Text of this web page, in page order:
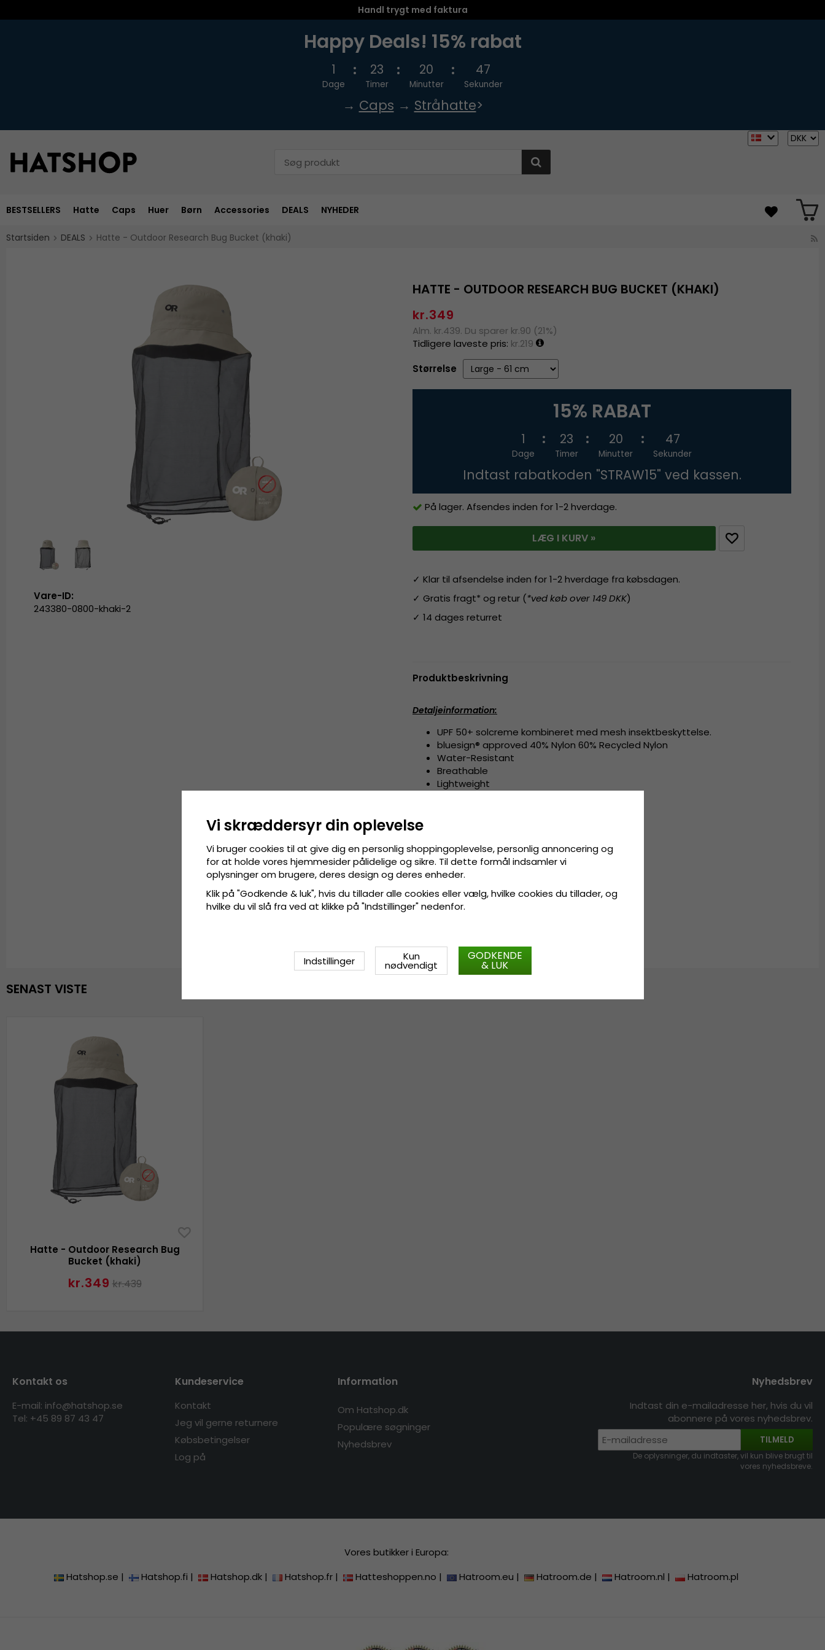
Handl trygt med faktura
Happy Deals! 15% rabat
1
Dage
23
Timer
20
Minutter
47
Sekunder
→ Caps → Stråhatte>
BESTSELLERS Hatte Caps Huer Børn Accessories DEALS NYHEDER
Startsiden DEALS Hatte - Outdoor Research Bug Bucket (khaki)
HATTE - OUTDOOR RESEARCH BUG BUCKET (KHAKI)
kr.349
Alm. kr.439. Du sparer kr.90 (21%)
Tidligere laveste pris: kr.219
Størrelse
15% RABAT
1
Dage
23
Timer
20
Minutter
47
Sekunder
Indtast rabatkoden "STRAW15" ved kassen.
På lager. Afsendes inden for 1-2 hverdage.
LÆG I KURV »
✓ Klar til afsendelse inden for 1-2 hverdage fra købsdagen.
✓ Gratis fragt* og retur (*ved køb over 149 DKK)
✓ 14 dages returret
Produktbeskrivning
Detaljeinformation:
UPF 50+ solcreme kombineret med mesh insektbeskyttelse.
bluesign® approved 40% Nylon 60% Recycled Nylon
Water-Resistant
Breathable
Lightweight
UPF 50+
Vare-ID:
243380-0800-khaki-2
SENAST VISTE
Hatte - Outdoor Research Bug
Bucket (khaki)
kr.349 kr.439
Kontakt os
E-mail: info@hatshop.se
Tel: +45 89 87 43 47
Kundeservice
Kontakt
Jeg vil gerne returnere
Købsbetingelser
Log på
Information
Om Hatshop.dk
Populære søgninger
Nyhedsbrev
Nyhedsbrev
Indtast din e-mailadresse her, hvis du vil
abonnere på vores nyhedsbrev.
TILMELD
De oplysninger, du indtaster, vil kun blive brugt til
vores nyhedsbreve.
Vores butikker i Europa:
Hatshop.se | Hatshop.fi | Hatshop.dk | Hatshop.fr | Hatteshoppen.no | Hatroom.eu | Hatroom.de | Hatroom.nl | Hatroom.pl
Vi skræddersyr din oplevelse
Vi bruger cookies til at give dig en personlig shoppingoplevelse, personlig annoncering og
for at holde vores hjemmesider pålidelige og sikre. Til dette formål indsamler vi
oplysninger om brugere, deres design og deres enheder.
Klik på "Godkende & luk", hvis du tillader alle cookies eller vælg, hvilke cookies du tillader, og
hvilke du vil slå fra ved at klikke på "Indstillinger" nedenfor.
Indstillinger Kun
nødvendigt
GODKENDE
& LUK